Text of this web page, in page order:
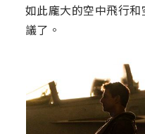
如此龐大的空中飛行
議了。